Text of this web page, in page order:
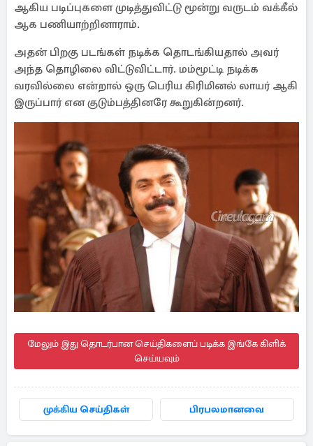
ஆகிய படிப்புகளை முடித்துவிட்டு மூன்று வருடம் வக்கீல்
ஆக பணியாற்றினாராம்.
அதன் பிறகு படங்கள் நடிக்க தொடங்கியதால் அவர்
அந்த தொழிலை விட்டுவிட்டார். மம்மூட்டி நடிக்க
வரவில்லை என்றால் ஒரு பெரிய கிரிமினல் லாயர் ஆகி
இருப்பார் என குடும்பத்தினரே கூறுகின்றனர்.
மேலும் இது தொடர்பான செய்திகளைப் படிக்க இங்கே கிளிக்
செய்யவும்
முக்கிய செய்திகள் பிரபலமானவை